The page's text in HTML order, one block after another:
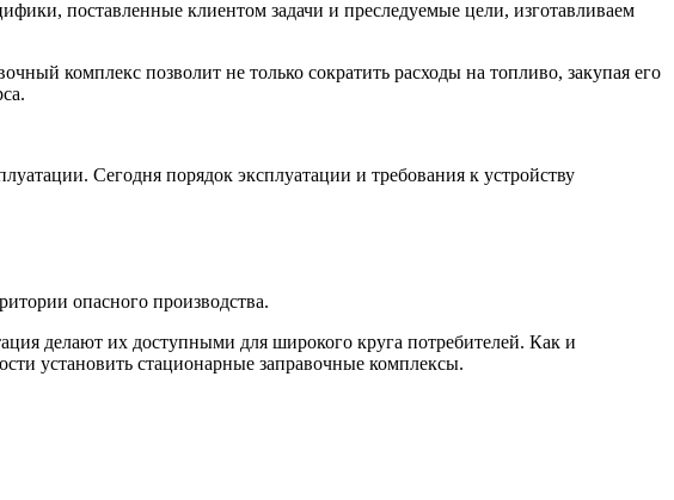
поставленные клиентом задачи и преследуемые цели, изготавливаем
комплекс позволит не только сократить расходы на топливо, закупая его
Сегодня порядок эксплуатации и требования к устройству
опасного производства.
делают их доступными для широкого круга потребителей. Как и
установить стационарные заправочные комплексы.